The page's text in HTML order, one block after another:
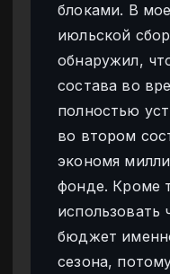
блоками. В
июльской
обнаружил,
состава во
полностью
во втором
экономя
фонде. Кроме
использовать
бюджет
сезона,